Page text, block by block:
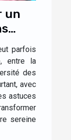
un
parfois
entre la
des
avec
astuces
sereine